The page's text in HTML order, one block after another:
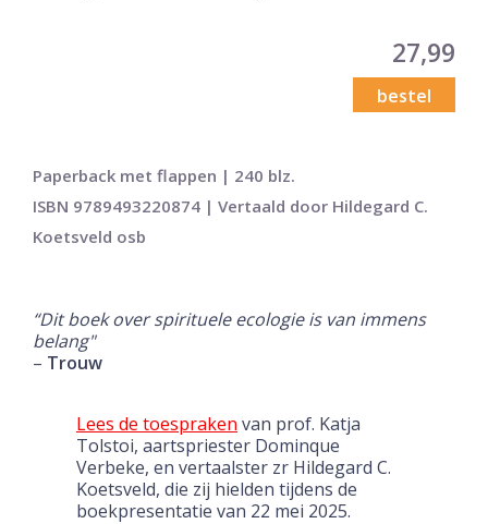
27,99
bestel
Paperback met flappen | 240 blz.
ISBN 9789493220874 | Vertaald door Hildegard C.
Koetsveld osb
“Dit boek over spirituele ecologie is van immens
belang"
– Trouw
Lees de toespraken van prof. Katja
Tolstoi, aartspriester Dominque
Verbeke, en vertaalster zr Hildegard C.
Koetsveld, die zij hielden tijdens de
boekpresentatie van 22 mei 2025.